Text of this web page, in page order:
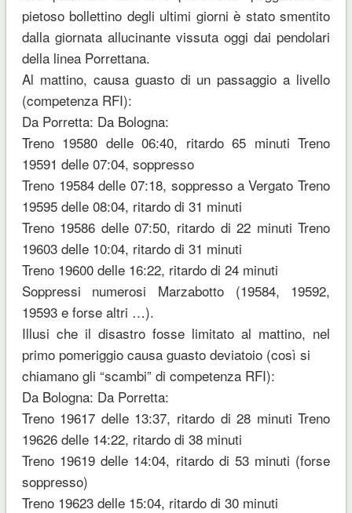
pietoso bollettino degli ultimi giorni è stato smentito
dalla giornata allucinante vissuta oggi dai pendolari
della linea Porrettana.
Al mattino, causa guasto di un passaggio a livello
(competenza RFI):
Da Porretta: Da Bologna:
Treno 19580 delle 06:40, ritardo 65 minuti Treno
19591 delle 07:04, soppresso
Treno 19584 delle 07:18, soppresso a Vergato Treno
19595 delle 08:04, ritardo di 31 minuti
Treno 19586 delle 07:50, ritardo di 22 minuti Treno
19603 delle 10:04, ritardo di 31 minuti
Treno 19600 delle 16:22, ritardo di 24 minuti
Soppressi numerosi Marzabotto (19584, 19592,
19593 e forse altri …).
Illusi che il disastro fosse limitato al mattino, nel
primo pomeriggio causa guasto deviatoio (così si
chiamano gli “scambi” di competenza RFI):
Da Bologna: Da Porretta:
Treno 19617 delle 13:37, ritardo di 28 minuti Treno
19626 delle 14:22, ritardo di 38 minuti
Treno 19619 delle 14:04, ritardo di 53 minuti (forse
soppresso)
Treno 19623 delle 15:04, ritardo di 30 minuti